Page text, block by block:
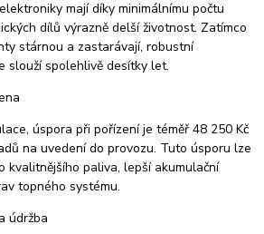
mají díky minimálnímu počtu
dílů výrazně delší životnost. Zatímco
stárnou a zastarávají, robustní
slouží spolehlivě desítky let.
úspora při pořízení je téměř 48 250 Kč
na uvedení do provozu. Tuto úsporu lze
kvalitnějšího paliva, lepší akumulační
topného systému.
údržba